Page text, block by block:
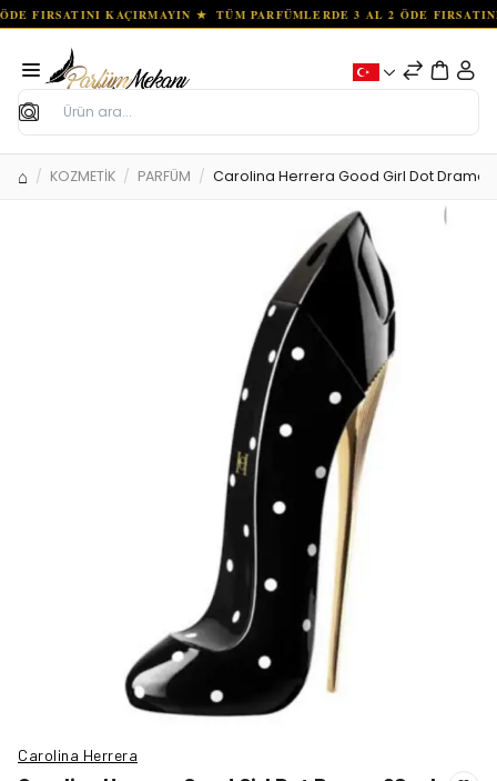
Ara
KOZMETİK PARFÜM Carolina Herrera Good Girl Dot Drama
Carolina Herrera